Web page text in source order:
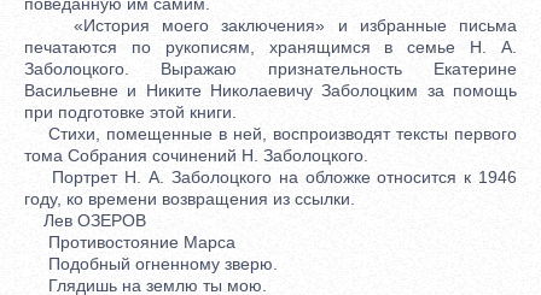
«История моего заключения» и избранные письма
печатаются по рукописям, хранящимся в семье Н. А.
Заболоцкого. Выражаю признательность Екатерине
Васильевне и Никите Николаевичу Заболоцким за помощь
при подготовке этой книги.
Стихи, помещенные в ней, воспроизводят тексты первого
тома Собрания сочинений Н. Заболоцкого.
Портрет Н. А. Заболоцкого на обложке относится к 1946
году, ко времени возвращения из ссылки.
Лев ОЗЕРОВ
Противостояние Марса
Подобный огненному зверю.
Глядишь на землю ты мою.